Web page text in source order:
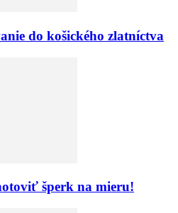
do košického zlatníctva
šperk na mieru!